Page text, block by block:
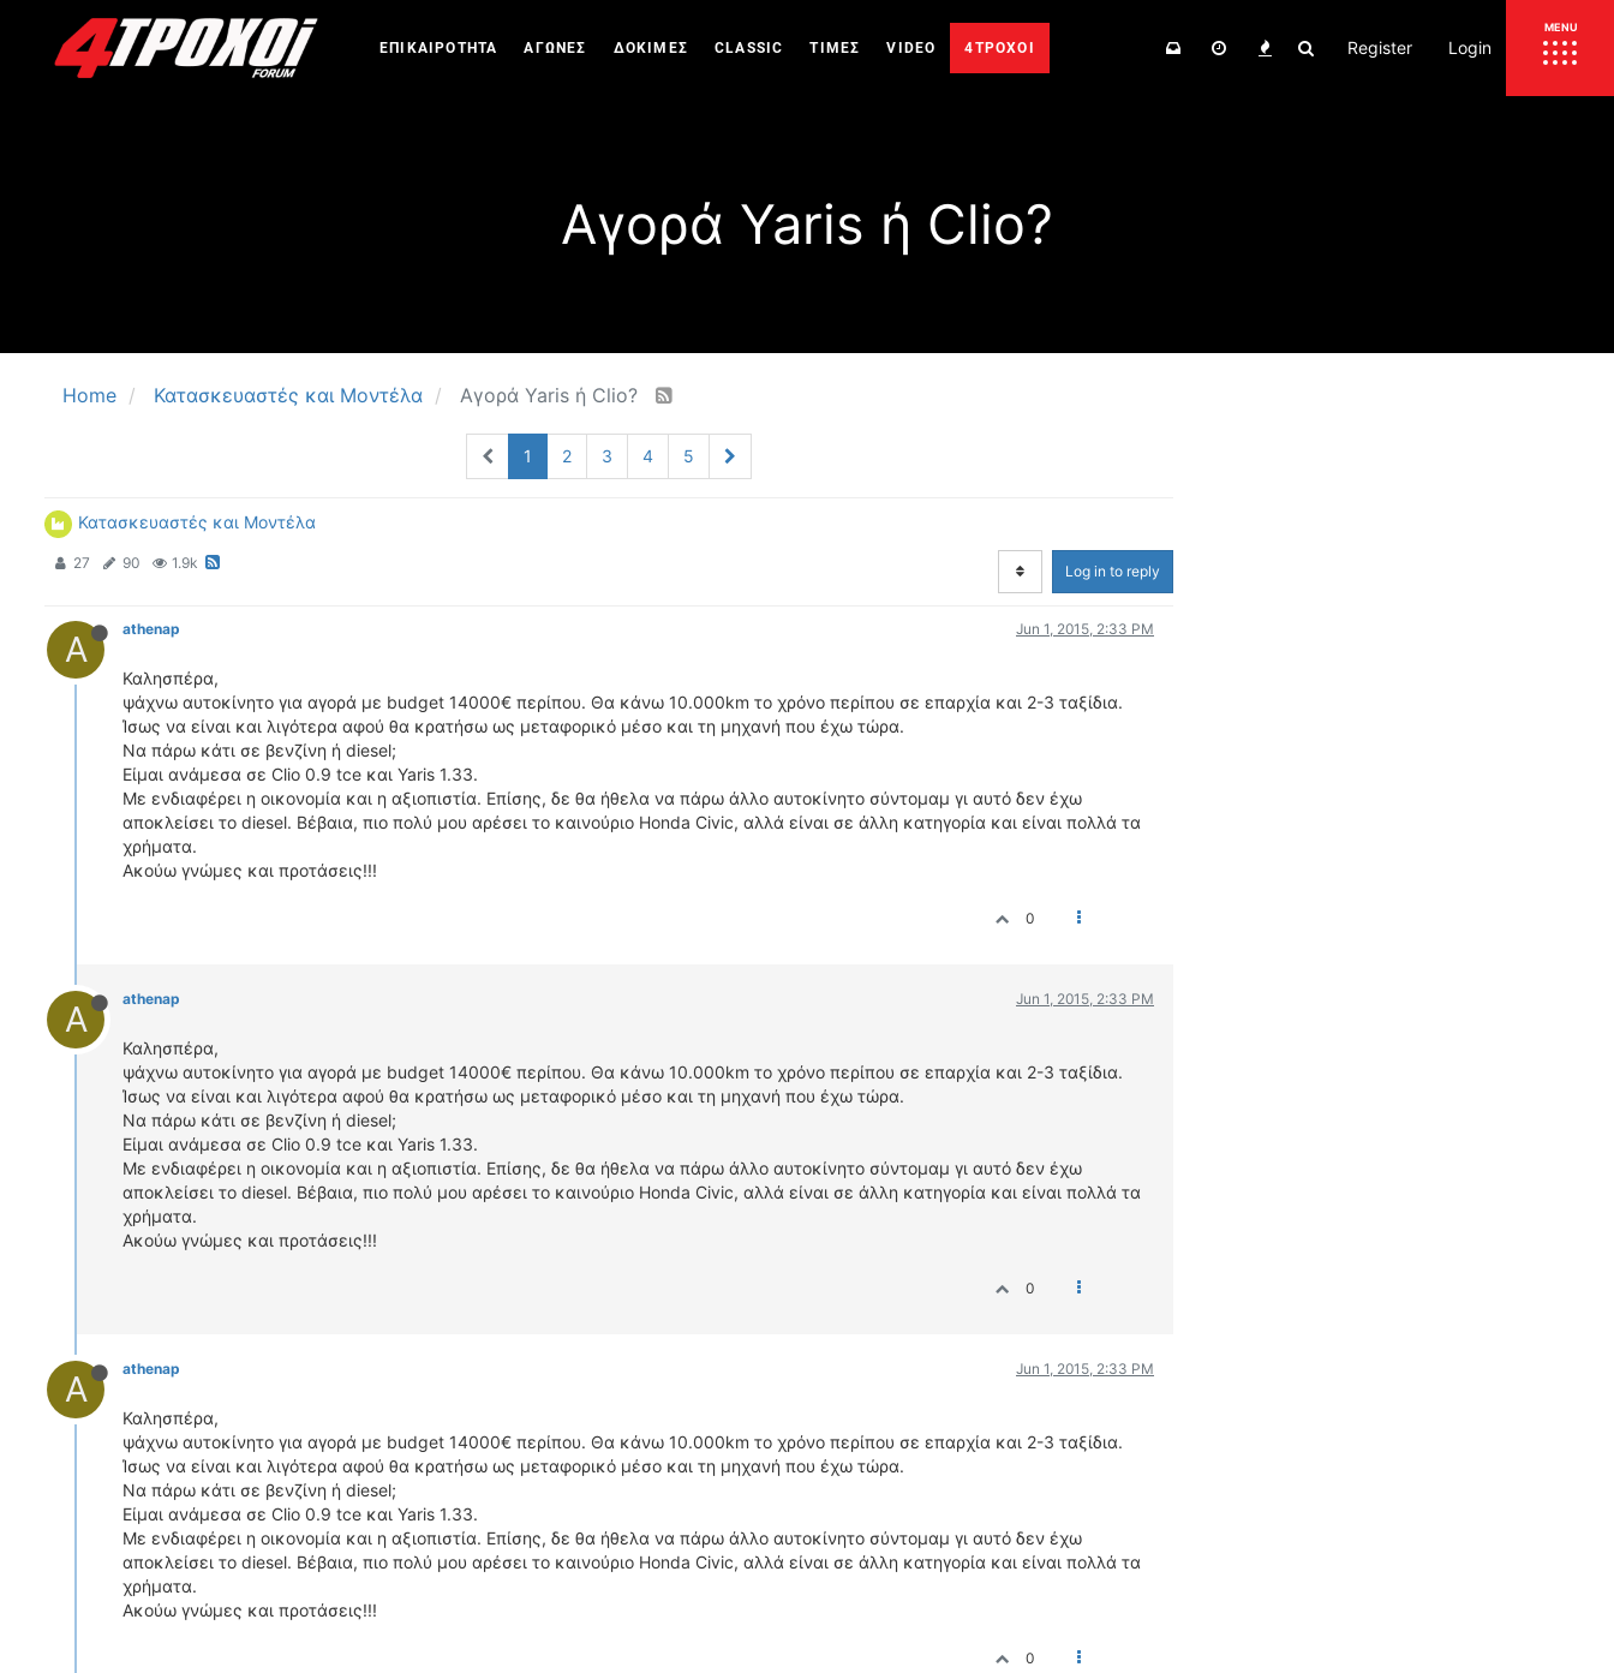
ΕΠΙΚΑΙΡΟΤΗΤΑ ΑΓΩΝΕΣ ΔΟΚΙΜΕΣ CLASSIC ΤΙΜΕΣ VIDEO 4ΤΡΟΧΟΙ Register Login
Αγορά Yaris ή Clio?
Home Κατασκευαστές και Μοντέλα Αγορά Yaris ή Clio?
1 2 3 4 5
Κατασκευαστές και Μοντέλα
27 90 1.9k Log in to reply
A athenap Jun 1, 2015, 2:33 PM
Καλησπέρα,
ψάχνω αυτοκίνητο για αγορά με budget 14000€ περίπου. Θα κάνω 10.000km το χρόνο περίπου σε επαρχία και 2-3 ταξίδια.
Ίσως να είναι και λιγότερα αφού θα κρατήσω ως μεταφορικό μέσο και τη μηχανή που έχω τώρα.
Να πάρω κάτι σε βενζίνη ή diesel;
Είμαι ανάμεσα σε Clio 0.9 tce και Yaris 1.33.
Με ενδιαφέρει η οικονομία και η αξιοπιστία. Επίσης, δε θα ήθελα να πάρω άλλο αυτοκίνητο σύντομαμ γι αυτό δεν έχω
αποκλείσει το diesel. Βέβαια, πιο πολύ μου αρέσει το καινούριο Honda Civic, αλλά είναι σε άλλη κατηγορία και είναι πολλά τα
χρήματα.
Ακούω γνώμες και προτάσεις!!!
0
A athenap Jun 1, 2015, 2:33 PM
Καλησπέρα,
ψάχνω αυτοκίνητο για αγορά με budget 14000€ περίπου. Θα κάνω 10.000km το χρόνο περίπου σε επαρχία και 2-3 ταξίδια.
Ίσως να είναι και λιγότερα αφού θα κρατήσω ως μεταφορικό μέσο και τη μηχανή που έχω τώρα.
Να πάρω κάτι σε βενζίνη ή diesel;
Είμαι ανάμεσα σε Clio 0.9 tce και Yaris 1.33.
Με ενδιαφέρει η οικονομία και η αξιοπιστία. Επίσης, δε θα ήθελα να πάρω άλλο αυτοκίνητο σύντομαμ γι αυτό δεν έχω
αποκλείσει το diesel. Βέβαια, πιο πολύ μου αρέσει το καινούριο Honda Civic, αλλά είναι σε άλλη κατηγορία και είναι πολλά τα
χρήματα.
Ακούω γνώμες και προτάσεις!!!
0
A athenap Jun 1, 2015, 2:33 PM
Καλησπέρα,
ψάχνω αυτοκίνητο για αγορά με budget 14000€ περίπου. Θα κάνω 10.000km το χρόνο περίπου σε επαρχία και 2-3 ταξίδια.
Ίσως να είναι και λιγότερα αφού θα κρατήσω ως μεταφορικό μέσο και τη μηχανή που έχω τώρα.
Να πάρω κάτι σε βενζίνη ή diesel;
Είμαι ανάμεσα σε Clio 0.9 tce και Yaris 1.33.
Με ενδιαφέρει η οικονομία και η αξιοπιστία. Επίσης, δε θα ήθελα να πάρω άλλο αυτοκίνητο σύντομαμ γι αυτό δεν έχω
αποκλείσει το diesel. Βέβαια, πιο πολύ μου αρέσει το καινούριο Honda Civic, αλλά είναι σε άλλη κατηγορία και είναι πολλά τα
χρήματα.
Ακούω γνώμες και προτάσεις!!!
0
ΟΔΟΙΠΟΡΙΚΑ
ΑΓΩΝΕΣ
ΕΙΔΗΣΕΙΣ – ΠΑΡΟΥΣΙΑΣΕΙΣ
ΤΙΜΕΣ
ΑΓΩΝΙΣΤΙΚΑ ΑΥΤΟΚΙΝΗΤΑ
ΜΕΤΑΧΕΙΡΙΣΜΕΝΑ